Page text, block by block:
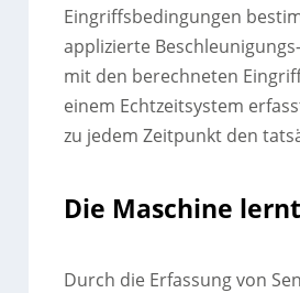
Eingriffsbedingungen
applizierte
mit den berechneten
einem Echtzeitsystem
zu jedem Zeitpunkt den
Die Maschine
Durch die Erfassung von